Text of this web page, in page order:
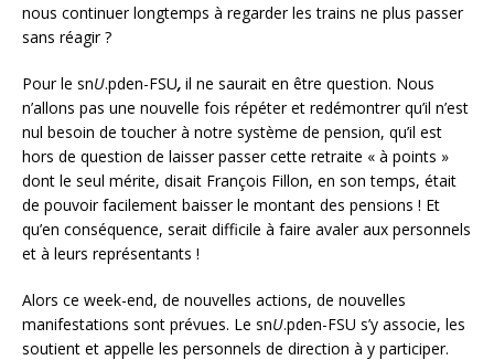
nous continuer longtemps à regarder les trains ne plus passer
sans réagir ?
Pour le snU.pden-FSU, il ne saurait en être question. Nous
n’allons pas une nouvelle fois répéter et redémontrer qu’il n’est
nul besoin de toucher à notre système de pension, qu’il est
hors de question de laisser passer cette retraite « à points »
dont le seul mérite, disait François Fillon, en son temps, était
de pouvoir facilement baisser le montant des pensions ! Et
qu’en conséquence, serait difficile à faire avaler aux personnels
et à leurs représentants !
Alors ce week-end, de nouvelles actions, de nouvelles
manifestations sont prévues. Le snU.pden-FSU s’y associe, les
soutient et appelle les personnels de direction à y participer.